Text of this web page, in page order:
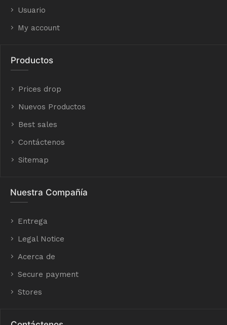
Usuario
My account
Productos
Prices drop
Nuevos Productos
Best sales
Contáctenos
Sitemap
Nuestra Compañía
Entrega
Legal Notice
Acerca de
Secure payment
Stores